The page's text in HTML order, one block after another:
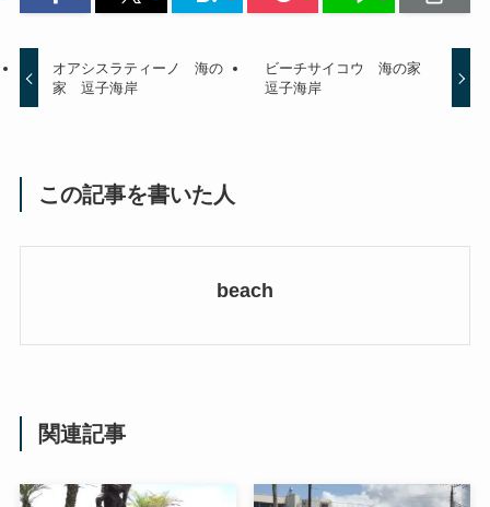
オアシスラティーノ 海の
家 逗子海岸
ビーチサイコウ 海の家
逗子海岸
この記事を書いた人
beach
関連記事